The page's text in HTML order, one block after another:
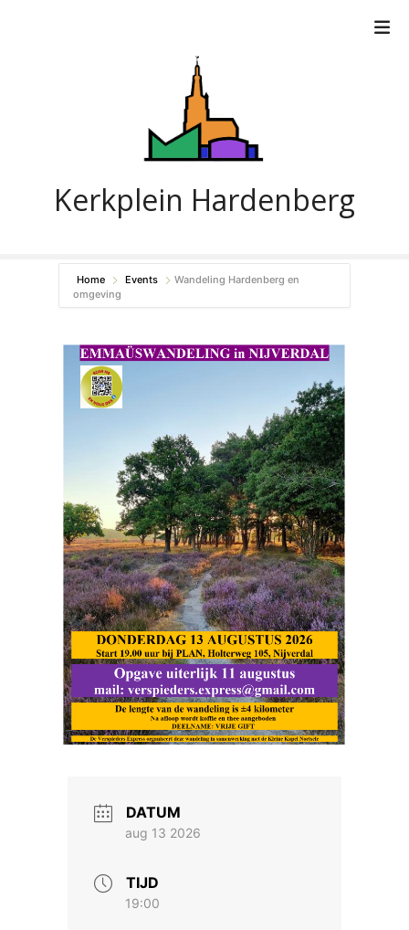
Kerkplein Hardenberg
Home Events
Wandeling Hardenberg en
omgeving
DATUM
aug 13 2026
TIJD
19:00